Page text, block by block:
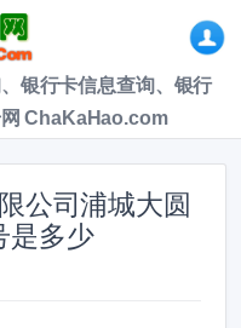
银行卡信息查询、银行
ChaKaHao.com
公司浦城大圆
是多少